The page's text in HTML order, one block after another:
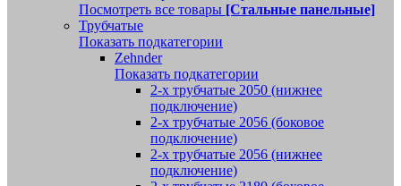
Посмотреть все товары [Стальные панельные]
Трубчатые
Показать подкатегории
Zehnder
Показать подкатегории
2-х трубчатые 2050 (нижнее
подключение)
2-х трубчатые 2056 (боковое
подключение)
2-х трубчатые 2056 (нижнее
подключение)